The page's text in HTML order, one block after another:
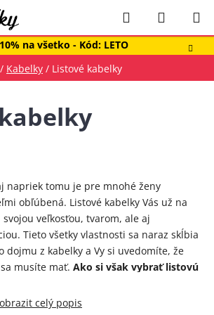
na všetko - Kód: LETO
Hľadať
KOŠÍK
Domov
/ Kabelky / Listové kabelky
napriek tomu je pre mnohé ženy
obľúbená. Listové kabelky Vás už na
veľkosťou, tvarom, ale aj
Tieto všetky vlastnosti sa naraz skĺbia
dojmu z kabelky a Vy si uvedomíte, že
musíte mať. Ako si však vybrať listovú
typ kabelky?
celý popis